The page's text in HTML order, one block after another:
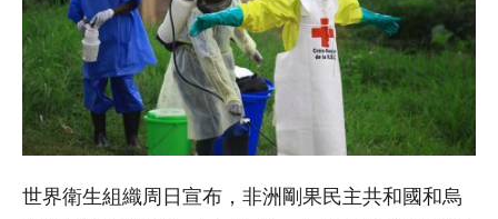
世界衛生組織周日宣布，非洲剛果民主共和國和烏